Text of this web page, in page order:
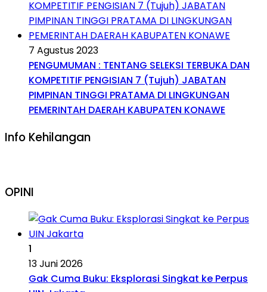
7 Agustus 2023
PENGUMUMAN : TENTANG SELEKSI TERBUKA DAN
KOMPETITIF PENGISIAN 7 (Tujuh) JABATAN
PIMPINAN TINGGI PRATAMA DI LINGKUNGAN
PEMERINTAH DAERAH KABUPATEN KONAWE
Info Kehilangan
OPINI
1
13 Juni 2026
Gak Cuma Buku: Eksplorasi Singkat ke Perpus